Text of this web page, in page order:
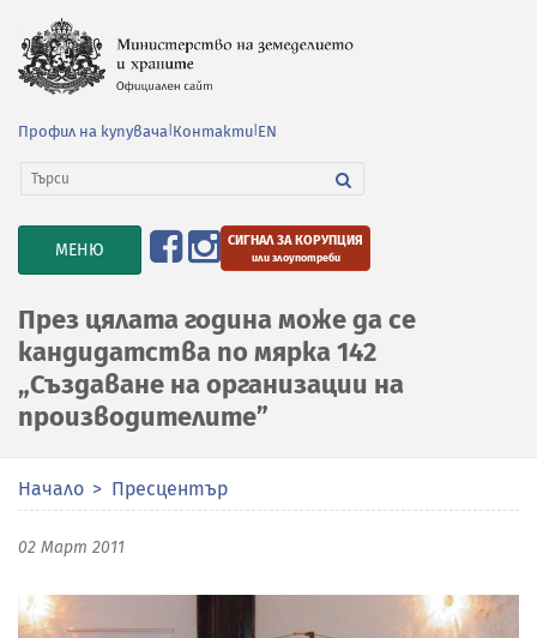
Профил на купувача Контакти EN
TOGGLE
NAVIGATION
МЕНЮ СИГНАЛ ЗА КОРУПЦИЯ
или злоупотреби
През цялата година може да се
кандидатства по мярка 142
„Създаване на организации на
производителите”
Начало Пресцентър
02 Март 2011